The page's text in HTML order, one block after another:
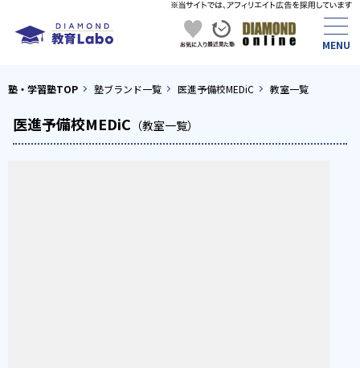
塾・学習塾TOP 塾ブランド一覧 医進予備校MEDiC 教室一覧
医進予備校MEDiC （教室一覧）